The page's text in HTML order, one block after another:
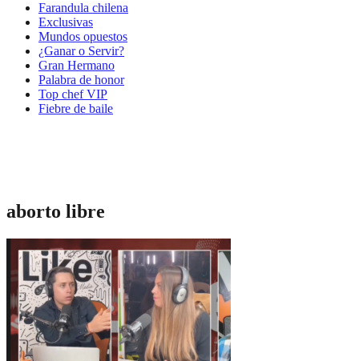
Farandula chilena
Exclusivas
Mundos opuestos
¿Ganar o Servir?
Gran Hermano
Palabra de honor
Top chef VIP
Fiebre de baile
aborto libre